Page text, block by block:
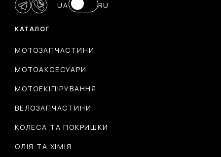
КАТАЛОГ
МОТОЗАПЧАСТИНИ
МОТОАКСЕСУАРИ
МОТОЕКІПІРУВАННЯ
ВЕЛОЗАПЧАСТИНИ
КОЛЕСА ТА ПОКРИШКИ
ОЛІЯ ТА ХІМІЯ
UA RU